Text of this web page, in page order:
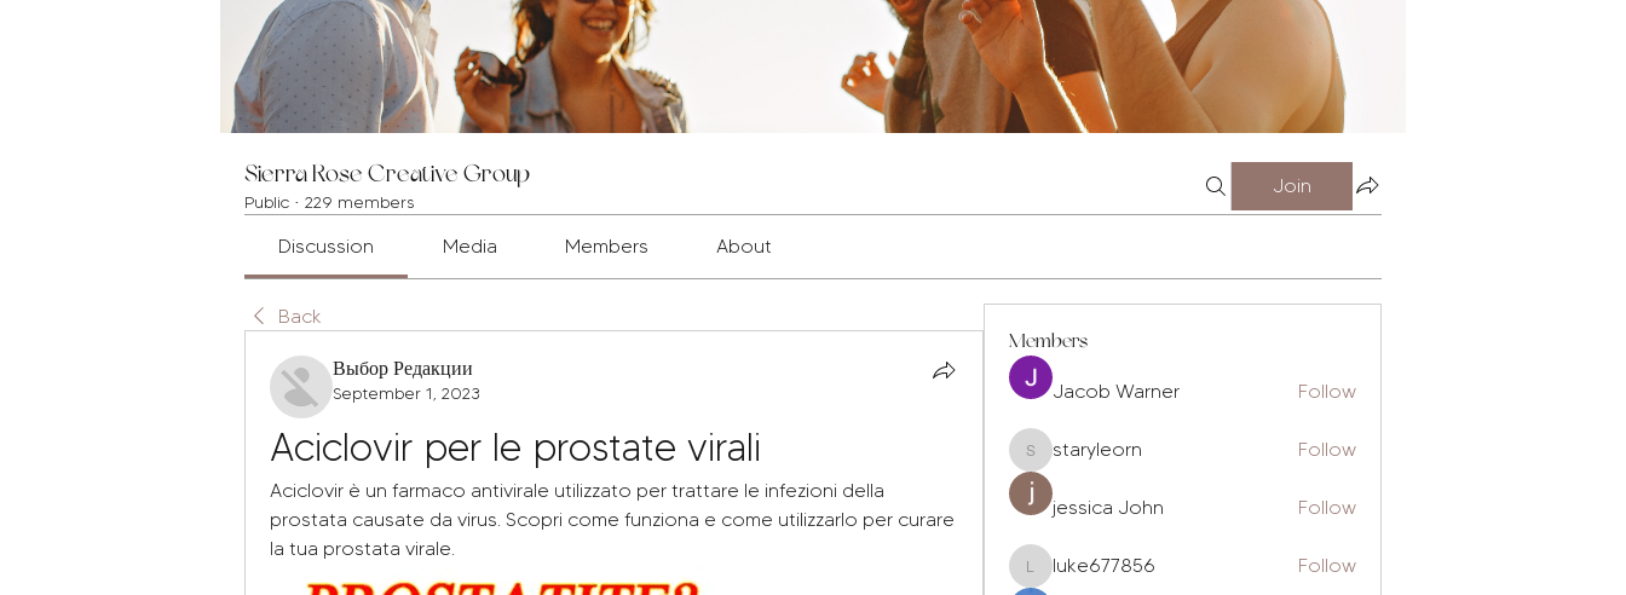
Sierra Rose Creative Group
Public · 229 members
Join
Discussion Media Members About
Back
Выбор Редакции
September 1, 2023
Aciclovir per le prostate virali
Aciclovir è un farmaco antivirale utilizzato per trattare le infezioni della
prostata causate da virus. Scopri come funziona e come utilizzarlo per curare
la tua prostata virale.
Members
Jacob Warner Follow
staryleorn
staryleorn Follow
jessica John Follow
luke677856
luke677856 Follow